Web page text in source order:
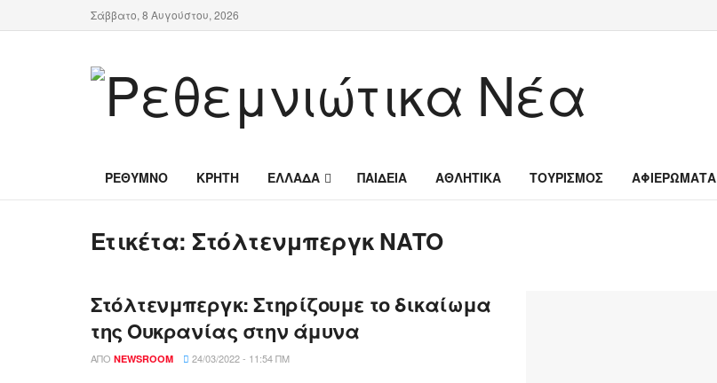
Σάββατο, 8 Αυγούστου, 2026
ΡΕΘΥΜΝΟ ΚΡΗΤΗ ΕΛΛΑΔΑ ΠΑΙΔΕΙΑ ΑΘΛΗΤΙΚΑ ΤΟΥΡΙΣΜΟΣ ΑΦΙΕΡΩΜΑΤΑ
Ετικέτα: Στόλτενμπεργκ ΝΑΤΟ
Στόλτενμπεργκ: Στηρίζουμε το δικαίωμα
της Ουκρανίας στην άμυνα
ΑΠΌ NEWSROOM 24/03/2022 - 11:54 ΠΜ